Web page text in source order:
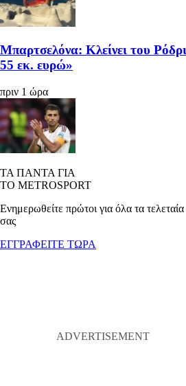
Μπαρτσελόνα: Κλείνει του
55 εκ. ευρώ»
πριν 1 ώρα
ΤΑ ΠΑΝΤΑ ΓΙΑ
ΤΟ METROSPORT
Ενημερωθείτε πρώτοι για όλα τα
σας
ΕΓΓΡΑΦΕΙΤΕ ΤΩΡΑ